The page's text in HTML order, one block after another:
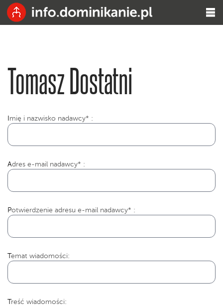
Tomasz Dostatni
mię i nazwisko nadawcy* :
Adres e-mail nadawcy* :
Potwierdzenie adresu e-mail nadawcy* :
Temat wiadomości:
Treść wiadomości: